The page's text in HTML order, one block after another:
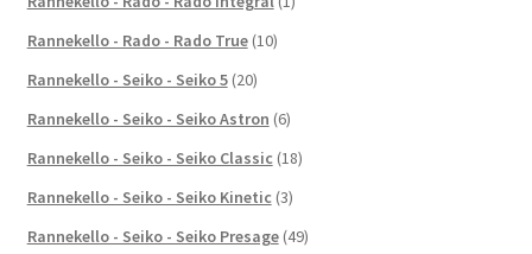
Rannekello - Rado - Rado True (10)
Rannekello - Seiko - Seiko 5 (20)
Rannekello - Seiko - Seiko Astron (6)
Rannekello - Seiko - Seiko Classic (18)
Rannekello - Seiko - Seiko Kinetic (3)
Rannekello - Seiko - Seiko Presage (49)